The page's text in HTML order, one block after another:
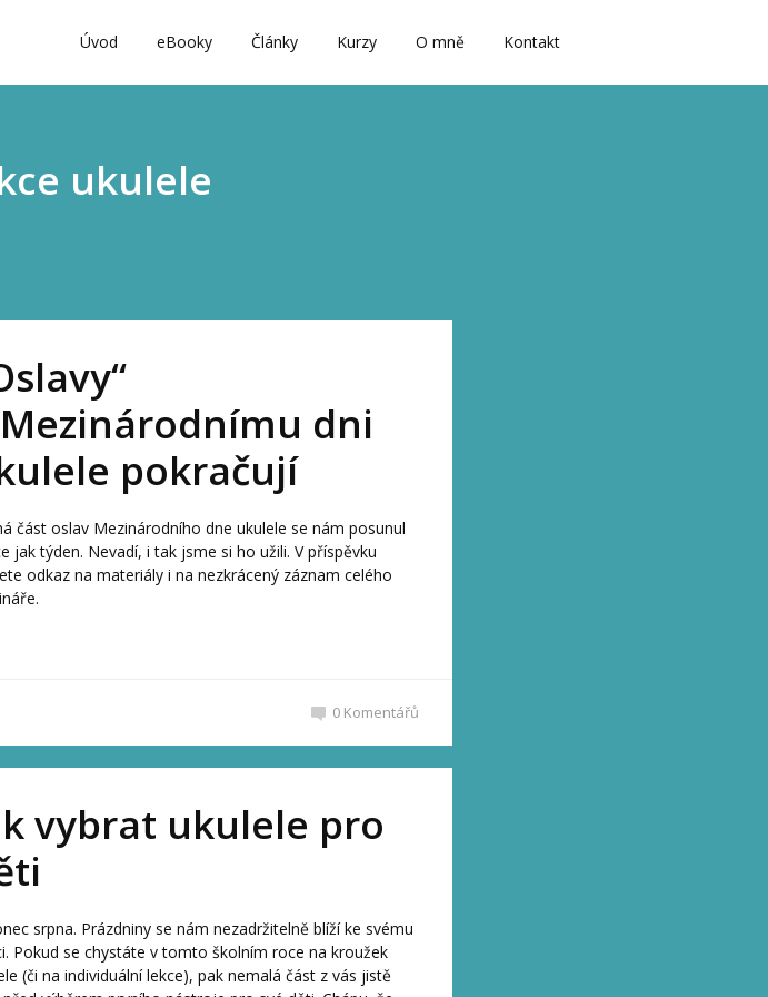
Úvod eBooky Články Kurzy O mně Kontakt
ukulele
dni
pokračují
část oslav Mezinárodního dne ukulele se nám posunul
jak týden. Nevadí, i tak jsme si ho užili. V příspěvku
odkaz na materiály i na nezkrácený záznam celého
0 Komentářů
vybrat ukulele pro
srpna. Prázdniny se nám nezadržitelně blíží ke svému
Pokud se chystáte v tomto školním roce na kroužek
(či na individuální lekce), pak nemalá část z vás jistě